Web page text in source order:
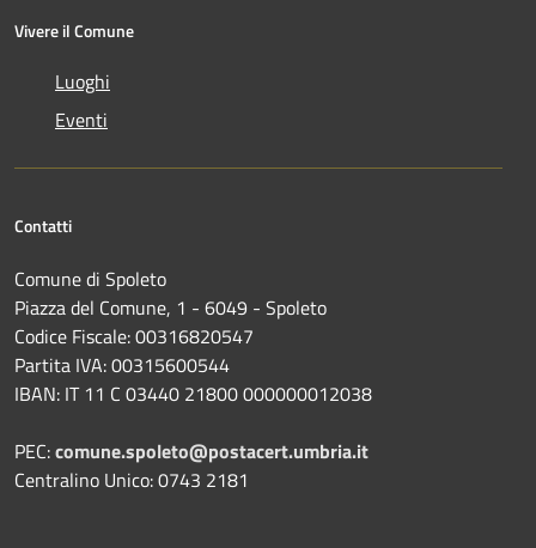
Vivere il Comune
Luoghi
Eventi
Contatti
Comune di Spoleto
Piazza del Comune, 1 - 6049 - Spoleto
Codice Fiscale: 00316820547
Partita IVA: 00315600544
IBAN: IT 11 C 03440 21800 000000012038
PEC:comune.spoleto@postacert.umbria.it
Centralino Unico: 0743 2181